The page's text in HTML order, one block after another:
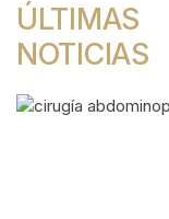
ÚLTIMAS
NOTICIAS